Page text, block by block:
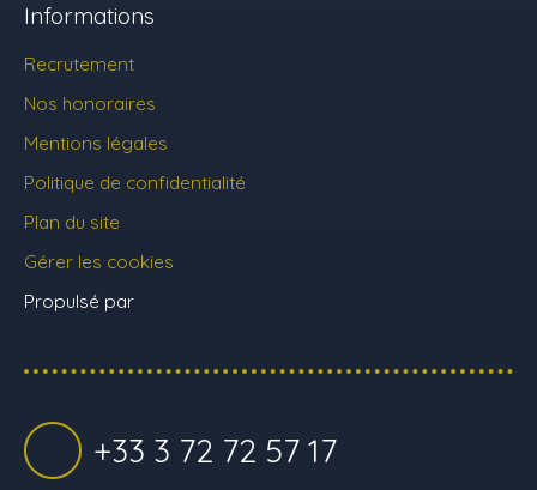
Informations
Recrutement
Nos honoraires
Mentions légales
Politique de confidentialité
Plan du site
Gérer les cookies
Propulsé par
+33 3 72 72 57 17